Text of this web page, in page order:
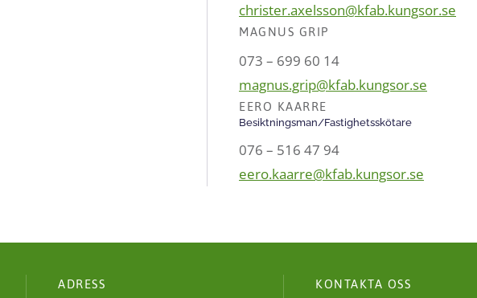
christer.axelsson@kfab.kungsor.se
MAGNUS GRIP
073 – 699 60 14
magnus.grip@kfab.kungsor.se
EERO KAARRE
Besiktningsman/Fastighetsskötare
076 – 516 47 94
eero.kaarre@kfab.kungsor.se
ADRESS
KONTAKTA OSS